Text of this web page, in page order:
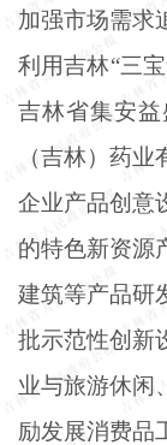
加强市场需求
利用吉林“三
吉林省集安
（吉林）药
企业产品创意
的特色新资源
建筑等产品研
批示范性创新
业与旅游休闲
励发展消费品